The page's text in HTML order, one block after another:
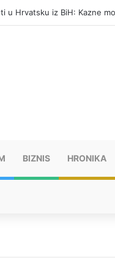
u Hrvatsku iz BiH: Kazne
BIZNIS HRONIKA